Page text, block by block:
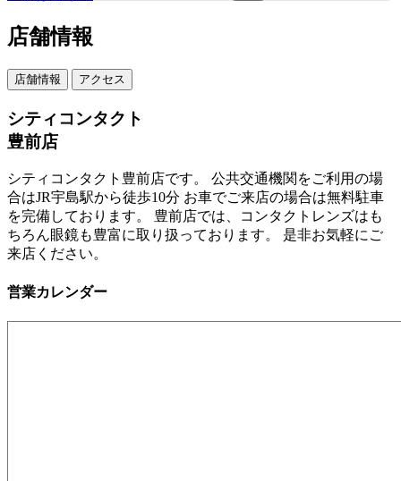
店舗情報
店舗情報 アクセス
シティコンタクト
豊前店
シティコンタクト豊前店です。 公共交通機関をご利用の場
合はJR宇島駅から徒歩10分 お車でご来店の場合は無料駐車
を完備しております。 豊前店では、コンタクトレンズはも
ちろん眼鏡も豊富に取り扱っております。 是非お気軽にご
来店ください。
営業カレンダー